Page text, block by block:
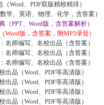
Word、PDF双版精校精排）
学、英语、物理、化学，含答案）
PPT、Word版，含答案解析）
Word版，含答案，附MP3录音）
名师编写、名校出品（含答案）
名师编写、名校出品（含答案）
名师编写、名校出品（含答案）
品（Word、PDF等高清版）
品（Word、PDF等高清版）
品（Word、PDF等高清版）
品（Word、PDF等高清版）